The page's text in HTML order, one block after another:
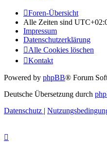
Foren-Übersicht
Alle Zeiten sind
Impressum
Datenschutzerklärung
Alle Cookies löschen
Kontakt
Powered by phpBB® Forum
Deutsche Übersetzung durch
Datenschutz |